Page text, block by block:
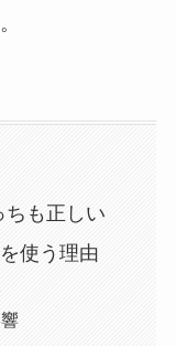
ちも正しい
使う理由